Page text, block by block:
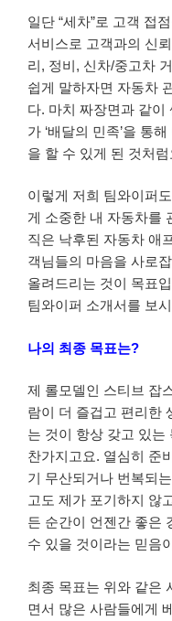
일단 “세차”로 고객 접
서비스로 고객과의 신
리, 정비, 신차/중고차
쉽게 말하자면 자동차
다. 마치 짜장면과 같이
가 ‘배달의 민족’을 통
을 할 수 있게 된 것처럼
이렇게 저희 팀와이퍼
게 소중한 내 자동차를
직은 낙후된 자동차 애
객님들의 마음을 사로
올려드리는 것이 목표
팀와이퍼 소개서를 보
나의 최종 목표는?
제 롤모델인 스티브 잡
람이 더 즐겁고 편리한
는 것이 항상 갖고 있는
찬가지고요. 열심히 준
기 무산되거나 번복되
고도 제가 포기하지 않
든 순간이 언젠간 좋은
수 있을 것이라는 믿음
최종 목표는 위와 같은
면서 많은 사람들에게